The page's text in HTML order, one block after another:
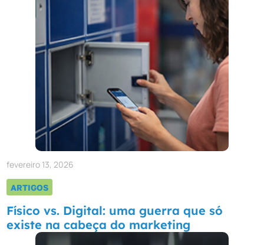
fevereiro 13, 2026
ARTIGOS
Físico vs. Digital: uma guerra que só
existe na cabeça do marketing